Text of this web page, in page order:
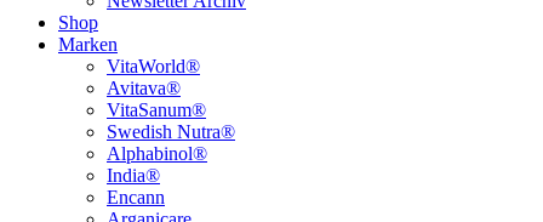
Shop
Marken
VitaWorld®
Avitava®
VitaSanum®
Swedish Nutra®
Alphabinol®
India®
Encann